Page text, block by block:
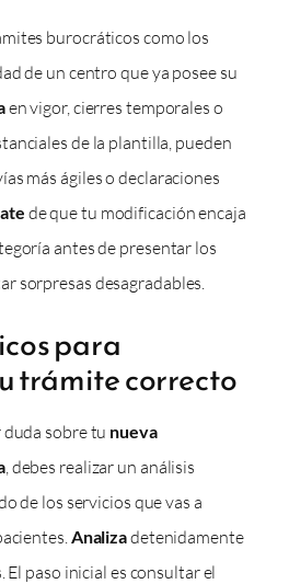
burocráticos como los
de un centro que ya posee su
en vigor, cierres temporales o
de la plantilla, pueden
más ágiles o declaraciones
de que tu modificación encaja
antes de presentar los
sorpresas desagradables.
para
trámite correcto
sobre tu nueva
, debes realizar un análisis
de los servicios que vas a
Analizadetenidamente
paso inicial es consultar el